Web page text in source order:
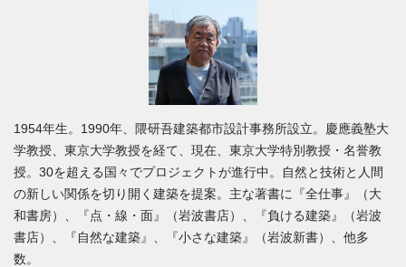
1954年生。1990年、隈研吾建築都市設計事務所設立。慶應義塾大
学教授、東京大学教授を経て、現在、東京大学特別教授・名誉教
授。30を超える国々でプロジェクトが進行中。自然と技術と人間
の新しい関係を切り開く建築を提案。主な著書に『全仕事』（大
和書房）、『点・線・面』（岩波書店）、『負ける建築』（岩波
書店）、『自然な建築』、『小さな建築』（岩波新書）、他多
数。